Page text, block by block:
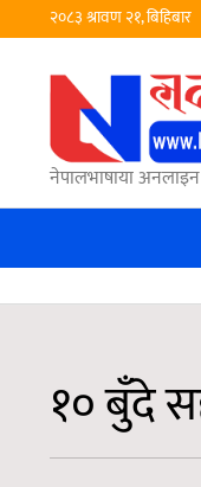
२०८३ श्रावण २१, बिहिबार
नेपालभाषाया अनलाइन
१० बुँदे